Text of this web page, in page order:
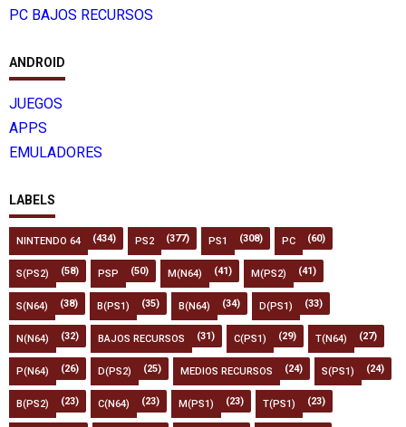
PC BAJOS RECURSOS
ANDROID
JUEGOS
APPS
EMULADORES
LABELS
NINTENDO 64 (434) PS2 (377) PS1 (308) PC (60)
S(PS2) (58) PSP (50) M(N64) (41) M(PS2) (41)
S(N64) (38) B(PS1) (35) B(N64) (34) D(PS1) (33)
N(N64) (32) BAJOS RECURSOS (31) C(PS1) (29) T(N64) (27)
P(N64) (26) D(PS2) (25) MEDIOS RECURSOS (24) S(PS1) (24)
B(PS2) (23) C(N64) (23) M(PS1) (23) T(PS1) (23)